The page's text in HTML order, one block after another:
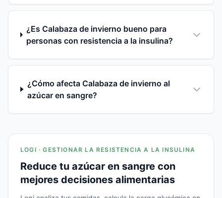
¿Es Calabaza de invierno bueno para
personas con resistencia a la insulina?
¿Cómo afecta Calabaza de invierno al
azúcar en sangre?
LOGI · GESTIONAR LA RESISTENCIA A LA INSULINA
Reduce tu azúcar en sangre con
mejores decisiones alimentarias